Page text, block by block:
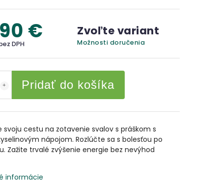
€
DPH
Zvoľte variant
Možnosti doručenia
Pridať do košíka
svoju cestu na zotavenie svalov s práškom s
nápojom. Rozlúčte sa s bolesťou po
Zažite trvalé zvýšenie energie bez nevýhod
informácie